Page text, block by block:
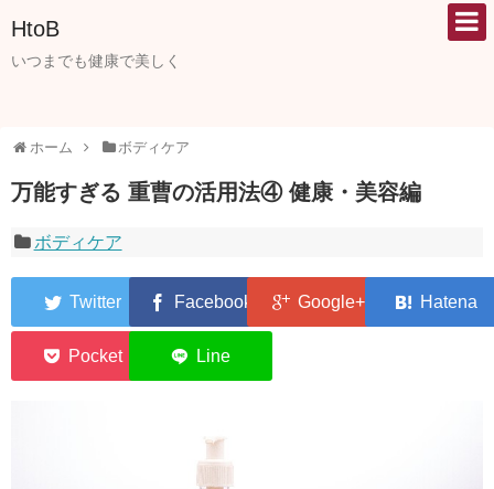
HtoB
いつまでも健康で美しく
ホーム ボディケア
万能すぎる 重曹の活用法④ 健康・美容編
ボディケア